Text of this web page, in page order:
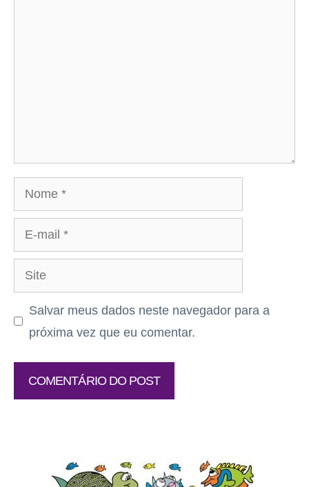
Nome
mail
Site
Salvar meus dados neste navegador para a
próxima vez que eu comentar.